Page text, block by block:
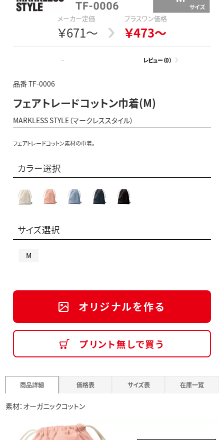
メーカー定価
￥671～
プラスワン価格
￥473～
- レビュー（0）
品番 TF-0006
フェアトレードコットン巾着(M)
MARKLESS STYLE（マークレススタイル）
フェアトレードコットン素材の巾着。
カラー選択
サイズ選択
M
オリジナルを作る
プリント無しで買う
商品詳細 価格表 サイズ表 在庫一覧
素材：オーガニックコットン